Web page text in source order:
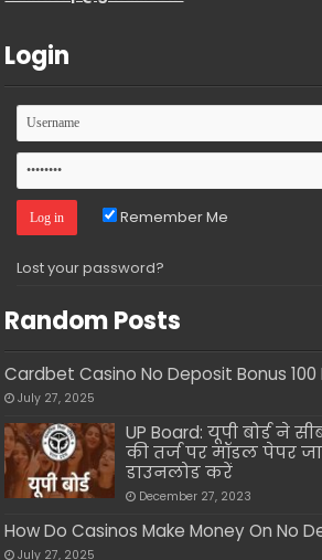
Login
Remember Me
Lost your password?
Random Posts
Cardbet Casino No Deposit Bonus 100
July 27, 2025
UP Board: यूपी बोर्ड ने
की तर्ज पर मॉडल पेपर
डाउनलोड करें
December 27, 2023
How Do Casinos Make Money On No
July 27, 2025